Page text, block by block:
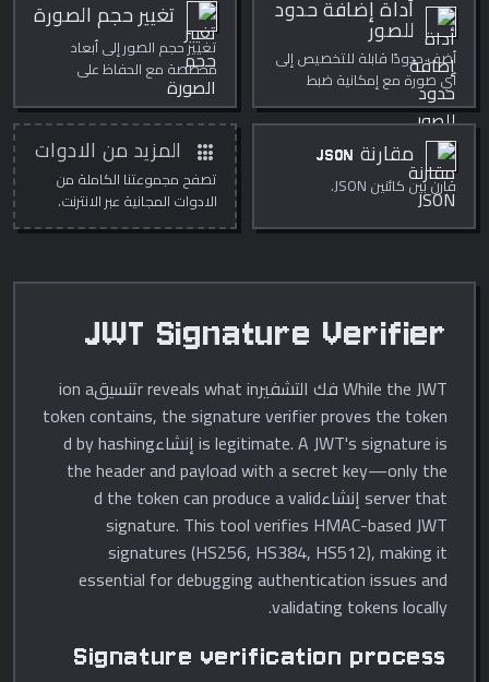
أداة إضافة حدود
للصور
أضف حدودًا قابلة للتخصيص إلى
أي صورة مع إمكانية ضبط
الحجم واللون والنمط والزوايا
الدائرية.
تغيير حجم الصورة
تغيير حجم الصور إلى أبعاد
مخصصة مع الحفاظ على
الجودة.
مقارنة JSON
قارن بين كائنين JSON.
apps المزيد من الادوات
تصفح مجموعتنا الكاملة من
الادوات المجانية عبر الانترنت.
JWT Signature Verifier
While the JWT فك التشفيرr reveals what inتنسيقion a
token contains, the signature verifier proves the token
is legitimate. A JWT's signature is إنشاءd by hashing
the header and payload with a secret key—only the
server that إنشاءd the token can produce a valid
signature. This tool verifies HMAC-based JWT
signatures (HS256, HS384, HS512), making it
essential for debugging authentication issues and
validating tokens locally.
Signature verification process